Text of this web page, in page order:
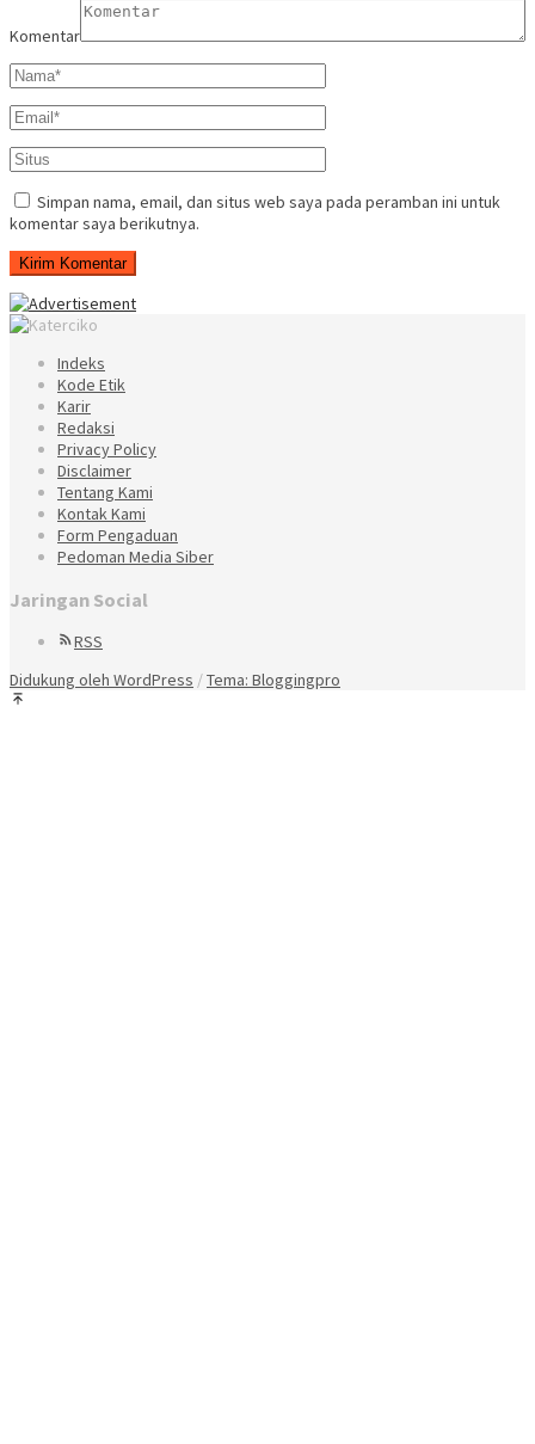
Komentar
Simpan nama, email, dan situs web saya pada peramban ini untuk
komentar saya berikutnya.
Indeks
Kode Etik
Karir
Redaksi
Privacy Policy
Disclaimer
Tentang Kami
Kontak Kami
Form Pengaduan
Pedoman Media Siber
Jaringan Social
RSS
Didukung oleh WordPress /Tema: Bloggingpro